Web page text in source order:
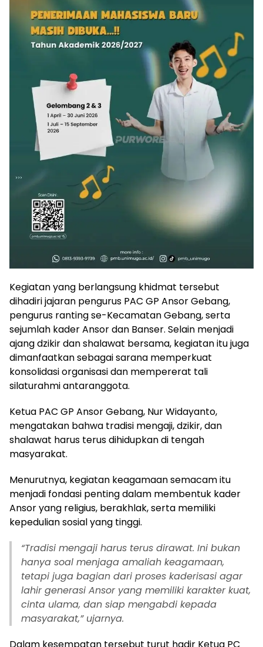
Kegiatan yang berlangsung khidmat tersebut
dihadiri jajaran pengurus PAC GP Ansor Gebang,
pengurus ranting se-Kecamatan Gebang, serta
sejumlah kader Ansor dan Banser. Selain menjadi
ajang dzikir dan shalawat bersama, kegiatan itu juga
dimanfaatkan sebagai sarana memperkuat
konsolidasi organisasi dan mempererat tali
silaturahmi antaranggota.
Ketua PAC GP Ansor Gebang, Nur Widayanto,
mengatakan bahwa tradisi mengaji, dzikir, dan
shalawat harus terus dihidupkan di tengah
masyarakat.
Menurutnya, kegiatan keagamaan semacam itu
menjadi fondasi penting dalam membentuk kader
Ansor yang religius, berakhlak, serta memiliki
kepedulian sosial yang tinggi.
“Tradisi mengaji harus terus dirawat. Ini bukan
hanya soal menjaga amaliah keagamaan,
tetapi juga bagian dari proses kaderisasi agar
lahir generasi Ansor yang memiliki karakter kuat,
cinta ulama, dan siap mengabdi kepada
masyarakat,” ujarnya.